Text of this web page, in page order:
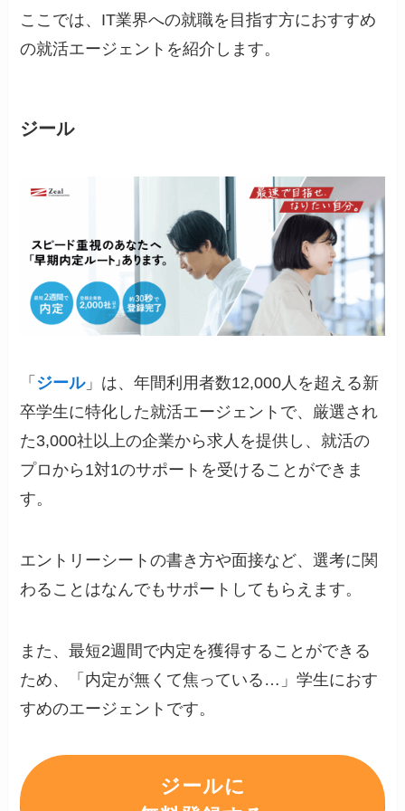
ここでは、IT業界への就職を目指す方におすすめ
の就活エージェントを紹介します。
ジール
「 ジール」は、年間利用者数12,000人を超える新
卒学生に特化した就活エージェントで、厳選され
た3,000社以上の企業から求人を提供し、就活の
プロから1対1のサポートを受けることができま
す。
エントリーシートの書き方や面接など、選考に関
わることはなんでもサポートしてもらえます。
また、最短2週間で内定を獲得することができる
ため、「内定が無くて焦っている…」学生におす
すめのエージェントです。
ジールに